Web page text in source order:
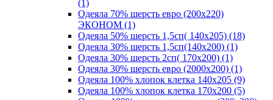
(1)
Одеяла 70% шерсть евро (200х220)
ЭКОНОМ (1)
Одеяла 50% шерсть 1,5сп( 140х205) (18)
Одеяла 30% шерсть 1,5сп(140х200) (1)
Одеяла 30% шерсть 2сп( 170х200) (1)
Одеяла 30% шерсть евро (2000х200) (1)
Одеяла 100% хлопок клетка 140х205 (9)
Одеяла 100% хлопок клетка 170х200 (5)